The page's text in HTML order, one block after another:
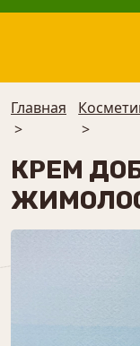
Главная
>
>
КРЕМ